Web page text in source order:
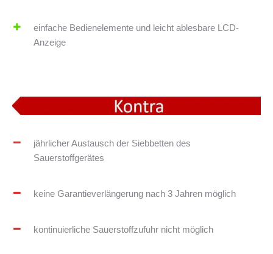
einfache Bedienelemente und leicht ablesbare LCD-
Anzeige
jährlicher Austausch der Siebbetten des
Sauerstoffgerätes
keine Garantieverlängerung nach 3 Jahren möglich
kontinuierliche Sauerstoffzufuhr nicht möglich